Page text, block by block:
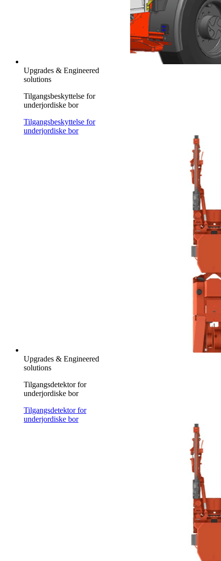
Upgrades & Engineered
solutions
Tilgangsbeskyttelse for
underjordiske bor
Tilgangsbeskyttelse for
underjordiske bor
Upgrades & Engineered
solutions
Tilgangsdetektor for
underjordiske bor
Tilgangsdetektor for
underjordiske bor